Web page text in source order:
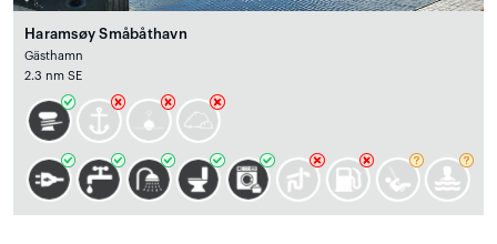
Haramsøy Småbåthavn
Gästhamn
2.3 nm SE